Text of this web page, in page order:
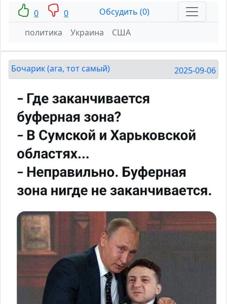
0 0
Обсудить (0)
политика
Украина США
Бочарик (ага, тот самый) 2025-09-06